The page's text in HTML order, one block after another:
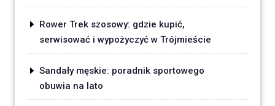
Rower Trek szosowy: gdzie kupić,
serwisować i wypożyczyć w Trójmieście
Sandały męskie: poradnik sportowego
obuwia na lato